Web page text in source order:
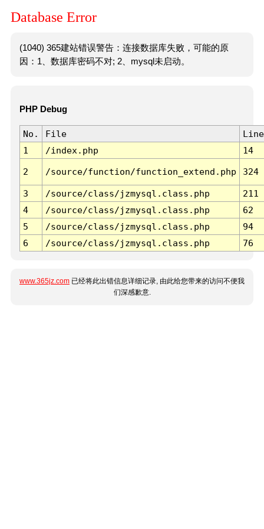
Database Error
(1040) 365建站错误警告：连接数据库失败，可能的原
因：1、数据库密码不对; 2、mysql未启动。
PHP Debug
No. File
Line
1
/index.php 14
2 /source/function/function_extend.php 324
3 /source/class/jzmysql.class.php
211
4
/source/class/jzmysql.class.php
62
5
/source/class/jzmysql.class.php
94
6
/source/class/jzmysql.class.php 76
www.365jz.com 已经将此出错信息详细记录, 由此给您带来的访问不便我
们深感歉意.